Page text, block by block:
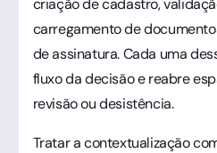
criação de cadastro,
carregamento de
de assinatura. Cada uma
fluxo da decisão e reabre
revisão ou desistência.
Tratar a contextualização